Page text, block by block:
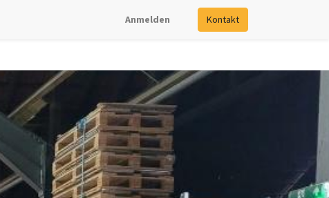
Anmelden Kontakt